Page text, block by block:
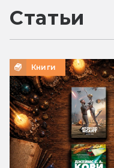
Статьи
Книги